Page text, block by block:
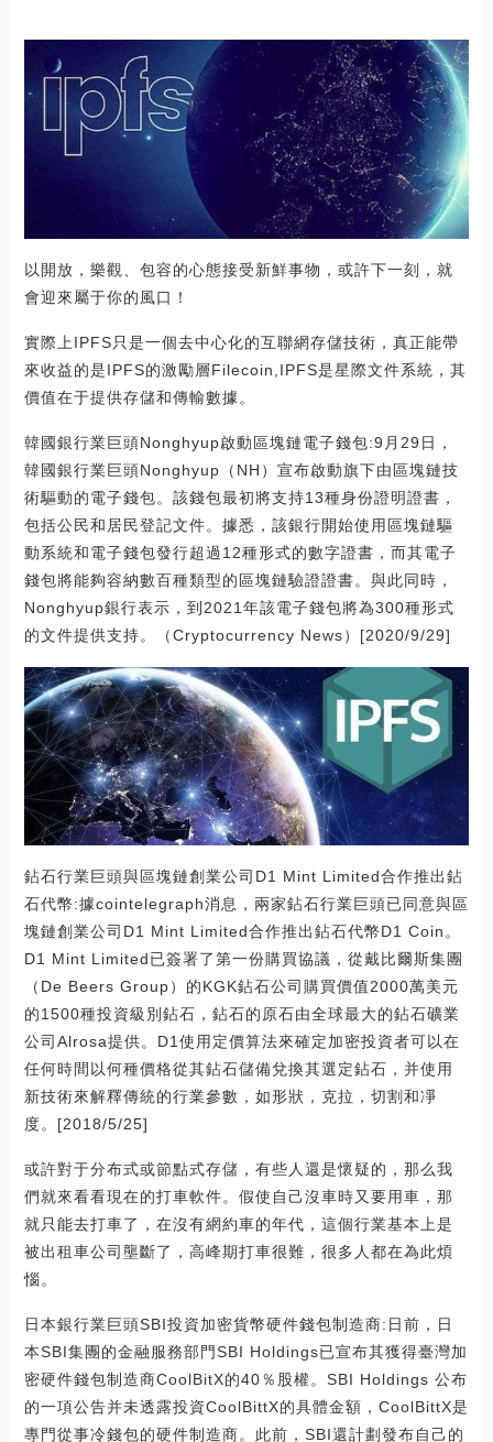
以開放，樂觀、包容的心態接受新鮮事物，或許下一刻，就
會迎來屬于你的風口！
實際上IPFS只是一個去中心化的互聯網存儲技術，真正能帶
來收益的是IPFS的激勵層Filecoin,IPFS是星際文件系統，其
價值在于提供存儲和傳輸數據。
韓國銀行業巨頭Nonghyup啟動區塊鏈電子錢包:9月29日，
韓國銀行業巨頭Nonghyup（NH）宣布啟動旗下由區塊鏈技
術驅動的電子錢包。該錢包最初將支持13種身份證明證書，
包括公民和居民登記文件。據悉，該銀行開始使用區塊鏈驅
動系統和電子錢包發行超過12種形式的數字證書，而其電子
錢包將能夠容納數百種類型的區塊鏈驗證證書。與此同時，
Nonghyup銀行表示，到2021年該電子錢包將為300種形式
的文件提供支持。（Cryptocurrency News）[2020/9/29]
鉆石行業巨頭與區塊鏈創業公司D1 Mint Limited合作推出鉆
石代幣:據cointelegraph消息，兩家鉆石行業巨頭已同意與區
塊鏈創業公司D1 Mint Limited合作推出鉆石代幣D1 Coin。
D1 Mint Limited已簽署了第一份購買協議，從戴比爾斯集團
（De Beers Group）的KGK鉆石公司購買價值2000萬美元
的1500種投資級別鉆石，鉆石的原石由全球最大的鉆石礦業
公司Alrosa提供。D1使用定價算法來確定加密投資者可以在
任何時間以何種價格從其鉆石儲備兌換其選定鉆石，并使用
新技術來解釋傳統的行業參數，如形狀，克拉，切割和凈
度。[2018/5/25]
或許對于分布式或節點式存儲，有些人還是懷疑的，那么我
們就來看看現在的打車軟件。假使自己沒車時又要用車，那
就只能去打車了，在沒有網約車的年代，這個行業基本上是
被出租車公司壟斷了，高峰期打車很難，很多人都在為此煩
惱。
日本銀行業巨頭SBI投資加密貨幣硬件錢包制造商:日前，日
本SBI集團的金融服務部門SBI Holdings已宣布其獲得臺灣加
密硬件錢包制造商CoolBitX的40％股權。SBI Holdings 公布
的一項公告并未透露投資CoolBittX的具體金額，CoolBittX是
專門從事冷錢包的硬件制造商。此前，SBI還計劃發布自己的